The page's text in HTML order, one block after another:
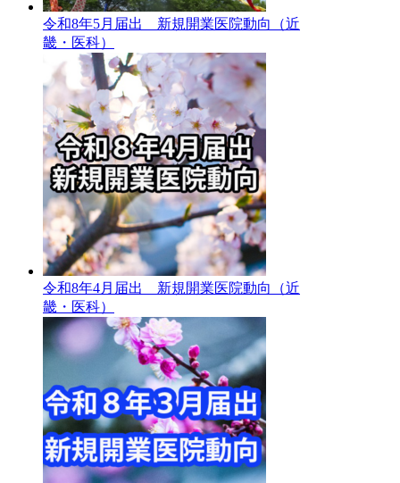
令和8年5月届出 新規開業医院動向（近
畿・医科）
令和8年4月届出 新規開業医院動向（近
畿・医科）